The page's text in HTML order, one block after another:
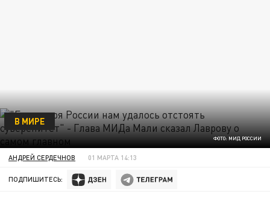
ФОТО: МИД РОССИИ
В МИРЕ
АНДРЕЙ СЕРДЕЧНОВ 01 МАРТА 14:13
ПОДПИШИТЕСЬ: